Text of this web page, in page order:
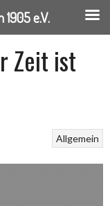
Zeit ist
Allgemein
e.V.